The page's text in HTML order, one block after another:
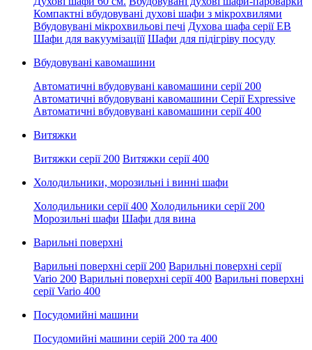
Компактні вбудовувані духові шафи з мікрохвилями
Вбудовувані мікрохвильові печі Духова шафа серії EB
Шафи для вакуумізаціїї Шафи для підігріву посуду
Вбудовувані кавомашини
Автоматичні вбудовувані кавомашини серії 200
Автоматичні вбудовувані кавомашини Серії Expressive
Автоматичні вбудовувані кавомашини серії 400
Витяжки
Витяжки серії 200 Витяжки серії 400
Холодильники, морозильні і винні шафи
Холодильники серії 400 Холодильники серії 200
Морозильні шафи Шафи для вина
Варильні поверхні
Варильні поверхні серії 200 Варильні поверхні серії
Vario 200 Варильні поверхні серії 400 Варильні поверхні
серії Vario 400
Посудомийні машини
Посудомийні машини серій 200 та 400